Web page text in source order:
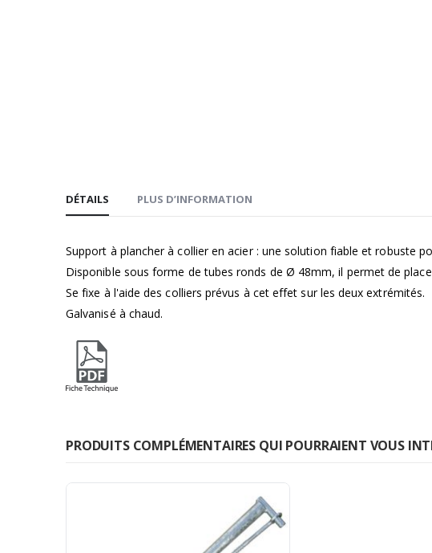
DÉTAILS
Support à plancher à collier en acier : une solution fiable et robuste
Disponible sous forme de tubes ronds de Ø 48mm, il permet de
Se fixe à l'aide des colliers prévus à cet effet sur les deux extrémités.
Galvanisé à chaud.
PLUS D’INFORMATION
PRODUITS COMPLÉMENTAIRES QUI POURRAIENT VOUS